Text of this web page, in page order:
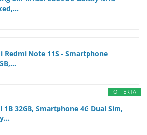
Redmi Note 11S - Smartphone
OFFERTA
1B 32GB, Smartphone 4G Dual Sim,